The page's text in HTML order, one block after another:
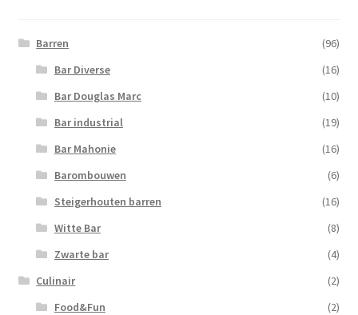
Barren
(96)
Bar Diverse
(16)
Bar Douglas Marc
(10)
Bar industrial
(19)
Bar Mahonie
(16)
Barombouwen
(6)
Steigerhouten barren
(16)
Witte Bar
(8)
Zwarte bar
(4)
Culinair
(2)
Food&Fun
(2)